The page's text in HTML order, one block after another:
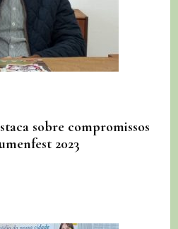
sobre compromissos
2023